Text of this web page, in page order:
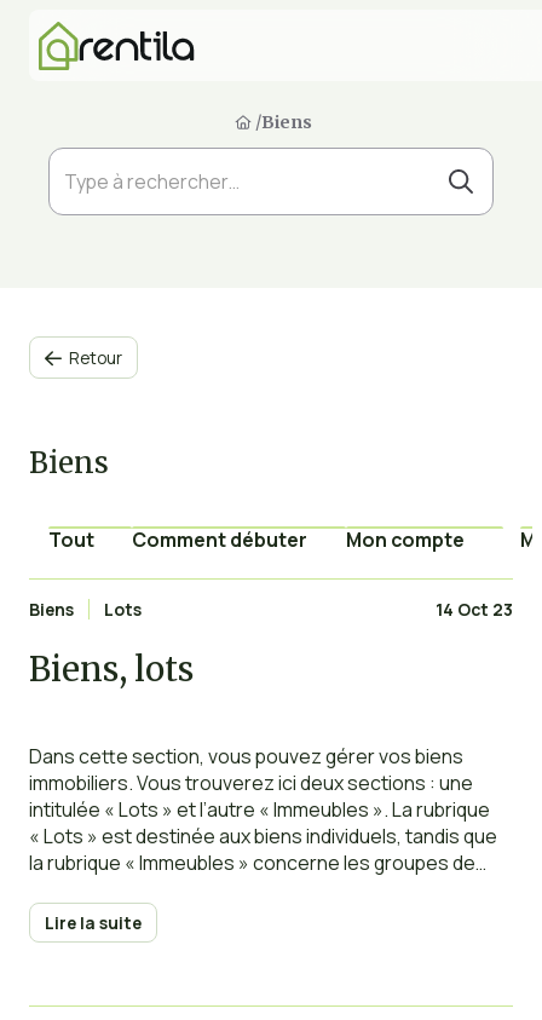
/Biens
 Retour
Biens
Tout Comment débuter Mon compte
Biens Lots 14 Oct 23
Biens, lots
Dans cette section, vous pouvez gérer vos biens
immobiliers. Vous trouverez ici deux sections : une
intitulée « Lots » et l’autre « Immeubles ». La rubrique
« Lots » est destinée aux biens individuels, tandis que
la rubrique « Immeubles » concerne les groupes de
lots. Dans la section « Lots », vous avez pouvez
Lire la suite